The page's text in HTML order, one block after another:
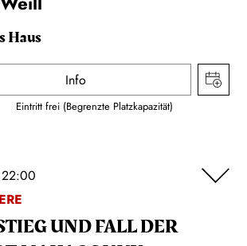
Haus
Info
Eintritt frei (Begrenzte Platzkapazität)
UND FALL DER